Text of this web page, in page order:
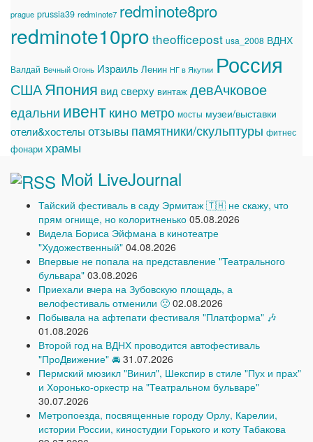
prague prussia39 redminote7 redminote8pro
redminote10pro theofficepost usa_2008 ВДНХ
Валдай Вечный Огонь Израиль Ленин НГ в Якутии Россия
СШАЯпония вид сверху винтаж девАчковое
едальни ивенткино метро мосты музеи/выставки
отели&хостелы отзывы памятники/скульптуры фитнес
фонари храмы
Мой LiveJournal
Тайский фестиваль в саду Эрмитаж 🇹🇭 не скажу, что
прям огнище, но колоритненько 05.08.2026
Видела Бориса Эйфмана в кинотеатре
"Художественный" 04.08.2026
Впервые не попала на представление "Театрального
бульвара" 03.08.2026
Приехали вчера на Зубовскую площадь, а
велофестиваль отменили 🙁 02.08.2026
Побывала на афтепати фестиваля "Платформа" 🎶
01.08.2026
Второй год на ВДНХ проводится автофестиваль
"ПроДвижение" 🚘 31.07.2026
Пермский мюзикл "Винил", Шекспир в стиле "Пух и прах"
и Хоронько-оркестр на "Театральном бульваре"
30.07.2026
Метропоезда, посвященные городу Орлу, Карелии,
истории России, киностудии Горького и коту Табакова